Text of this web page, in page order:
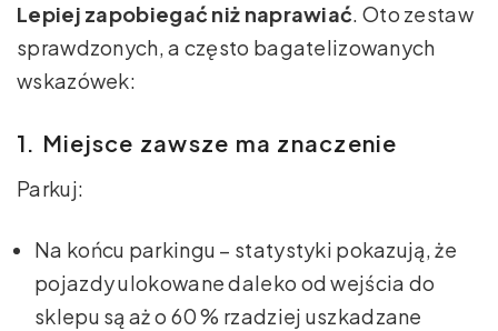
Lepiej zapobiegać niż naprawiać. Oto zestaw
sprawdzonych, a często bagatelizowanych
wskazówek:
1. Miejsce zawsze ma znaczenie
Parkuj:
Na końcu parkingu – statystyki pokazują, że
pojazdy ulokowane daleko od wejścia do
sklepu są aż o 60 % rzadziej uszkadzane